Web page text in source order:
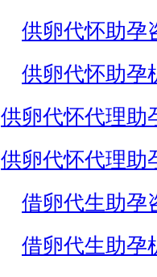
供卵代怀助孕
供卵代怀助孕
供卵代怀代理助
供卵代怀代理助
借卵代生助孕
借卵代生助孕